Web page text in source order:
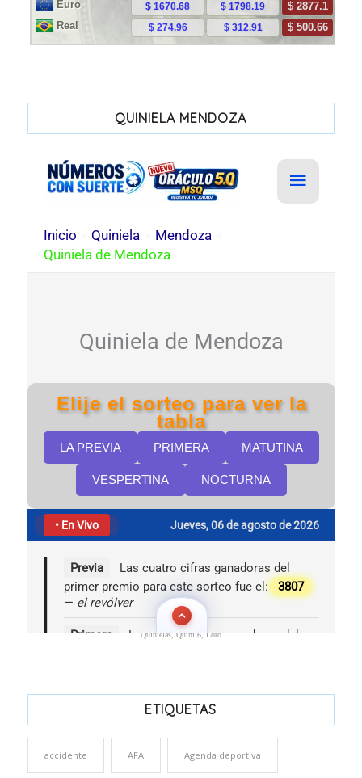
QUINIELA MENDOZA
Quinielas, Quini 6, Loto
ETIQUETAS
accidente AFA Agenda deportiva